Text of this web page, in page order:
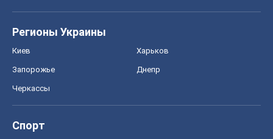
Регионы Украины
Киев Харьков
Запорожье Днепр
Черкассы
Спорт